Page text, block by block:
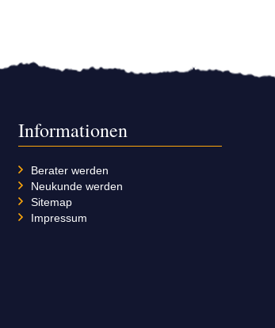
Informationen
Berater werden
Neukunde werden
Sitemap
Impressum